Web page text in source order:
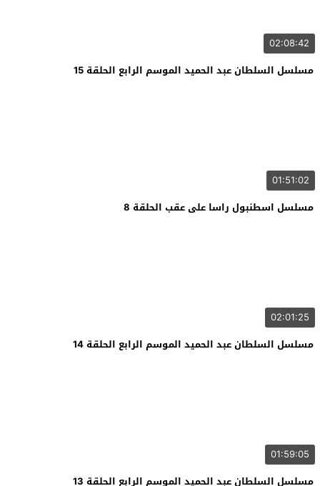
02:08:42
مسلسل السلطان عبد الحميد الموسم الرابع الحلقة 15
01:51:02
مسلسل اسطنبول راسا على عقب الحلقة 8
02:01:25
مسلسل السلطان عبد الحميد الموسم الرابع الحلقة 14
01:59:05
مسلسل السلطان عبد الحميد الموسم الرابع الحلقة 13